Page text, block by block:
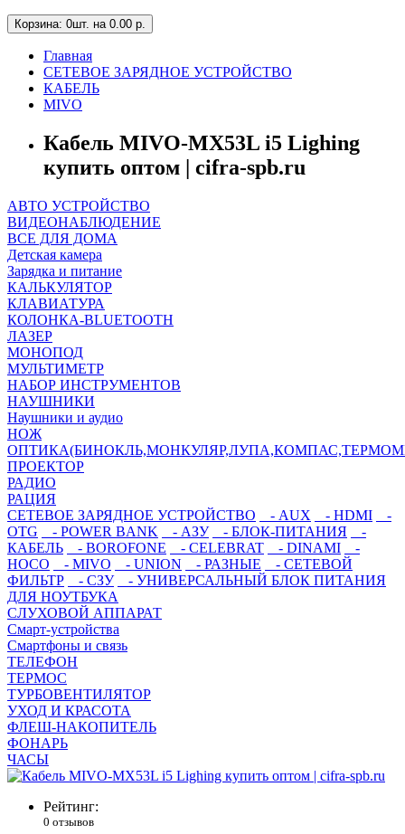
Корзина: 0шт. на 0.00 р.
Главная
СЕТЕВОЕ ЗАРЯДНОЕ УСТРОЙСТВО
КАБЕЛЬ
MIVO
Кабель MIVO-MX53L i5 Lighing
купить оптом | cifra-spb.ru
АВТО УСТРОЙСТВО
ВИДЕОНАБЛЮДЕНИЕ
ВСЕ ДЛЯ ДОМА
Детская камера
Зарядка и питание
КАЛЬКУЛЯТОР
КЛАВИАТУРА
КОЛОНКА-BLUETOOTH
ЛАЗЕР
МОНОПОД
МУЛЬТИМЕТР
НАБОР ИНСТРУМЕНТОВ
НАУШНИКИ
Наушники и аудио
НОЖ
ПРОЕКТОР
РАДИО
РАЦИЯ
СЕТЕВОЕ ЗАРЯДНОЕ УСТРОЙСТВО
- AUX - HDMI
-
OTG
- POWER BANK - АЗУ - БЛОК-ПИТАНИЯ
-
КАБЕЛЬ
- BOROFONE - CELEBRAT - DINAMI
-
HOCO
- MIVO - UNION - РАЗНЫЕ
- СЕТЕВОЙ
ФИЛЬТР
- СЗУ
- УНИВЕРСАЛЬНЫЙ БЛОК ПИТАНИЯ
ДЛЯ НОУТБУКА
СЛУХОВОЙ АППАРАТ
Смарт-устройства
Смартфоны и связь
ТЕЛЕФОН
ТЕРМОС
ТУРБОВЕНТИЛЯТОР
УХОД И КРАСОТА
ФЛЕШ-НАКОПИТЕЛЬ
ФОНАРЬ
ЧАСЫ
Рейтинг:
0 отзывов